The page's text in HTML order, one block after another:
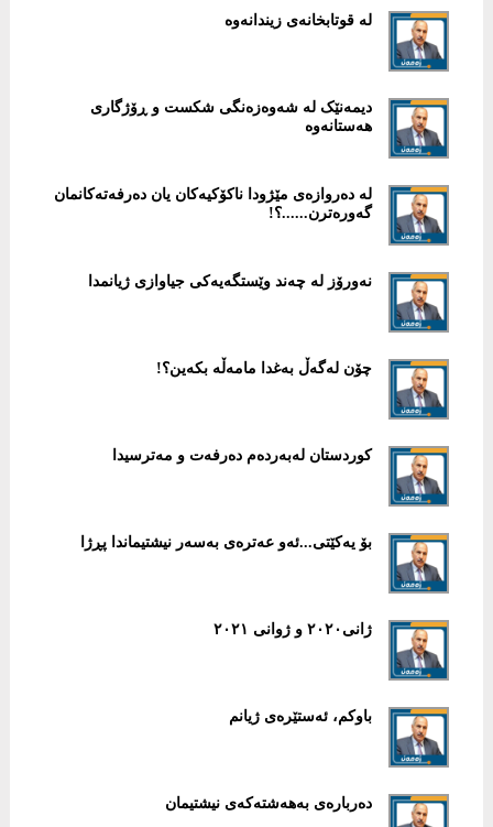
لە قوتابخانەی زیندانەوە
دیمەنێک لە شەوەزەنگی شکست و ڕۆژگاری
ھەستانەوە
له‌ دەروازەی مێژودا ناکۆکیەکان یان ده‌رفه‌ته‌کانمان
گه‌وره‌ترن......؟!
نەورۆز لە چه‌ند وێستگه‌یه‌کی جیاوازی ژیانمدا
چۆن لەگەڵ بەغدا مامەڵە بکەین؟!
کوردستان لەبەردەم دەرفەت و مەترسیدا
بۆ یەكێتی...ئەو عەترەی بەسەر نیشتیماندا پڕژا
ژانی٢٠٢٠ و ژوانی ٢٠٢١
باوکم، ئەستێرەی ژیانم
دەربارەی بەھەشتەکەی نیشتیمان